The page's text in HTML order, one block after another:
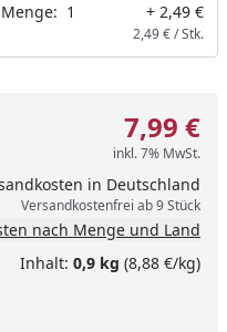
1 + 2,49 €
2,49 € / Stk.
7,99 €
inkl. 7% MwSt.
in Deutschland
Versandkostenfrei ab 9 Stück
nach Menge und Land
Inhalt: 0,9 kg (8,88 €/kg)